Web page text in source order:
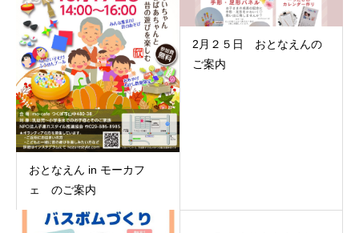
おとなえん in モーカフ
ェ のご案内
2月２５日 おとなえんの
ご案内